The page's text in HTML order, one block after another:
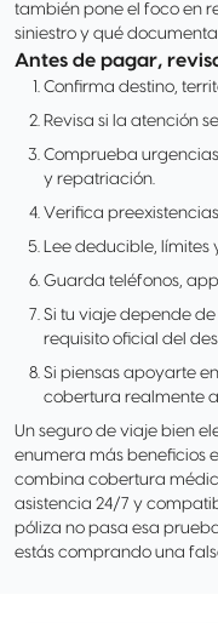
también pone el foco en
siniestro y qué
Antes de pagar,
Confirma destino,
Revisa si la atención
Comprueba
y repatriación.
Verifica
Lee deducible, límites
Guarda teléfonos,
Si tu viaje depende
requisito oficial del
Si piensas apoyarte
cobertura realmente
Un seguro de viaje bien
enumera más beneficios
combina cobertura
asistencia 24/7 y
póliza no pasa esa
estás comprando una